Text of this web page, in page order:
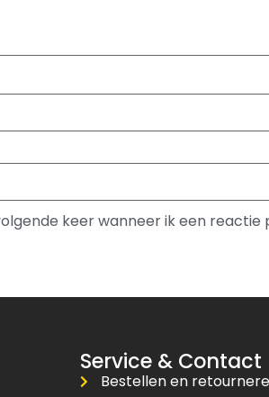
keer wanneer ik een reactie
Service & Contact
Bestellen en